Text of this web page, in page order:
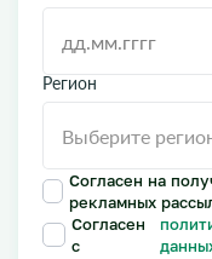
Регион
Согласен на
рекламных
Согласен
с